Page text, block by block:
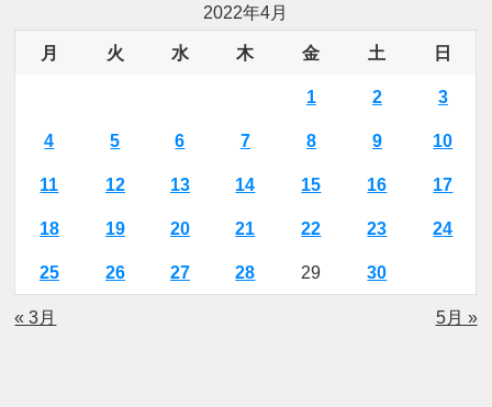
2022年4月
月 火 水 木 金 土 日
1 2 3
4 5 6 7 8 9 10
11 12 13 14 15 16 17
18 19 20 21 22 23 24
25 26 27 28 29 30
« 3月 5月 »